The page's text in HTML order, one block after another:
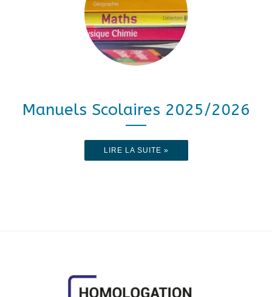
Manuels Scolaires 2025/2026
LIRE LA SUITE »